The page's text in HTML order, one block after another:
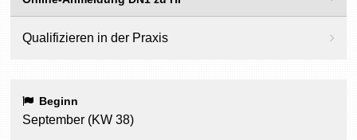
Qualifizieren in der Praxis
Beginn
September (KW 38)